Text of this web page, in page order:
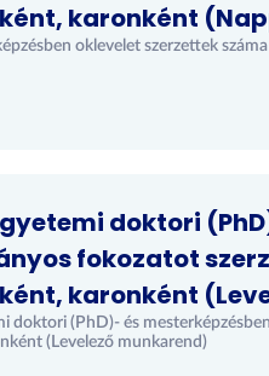
karonként
oklevelet szerzettek
doktori
fokozatot
karonként
doktori (PhD)- és
(Levelező munkarend)